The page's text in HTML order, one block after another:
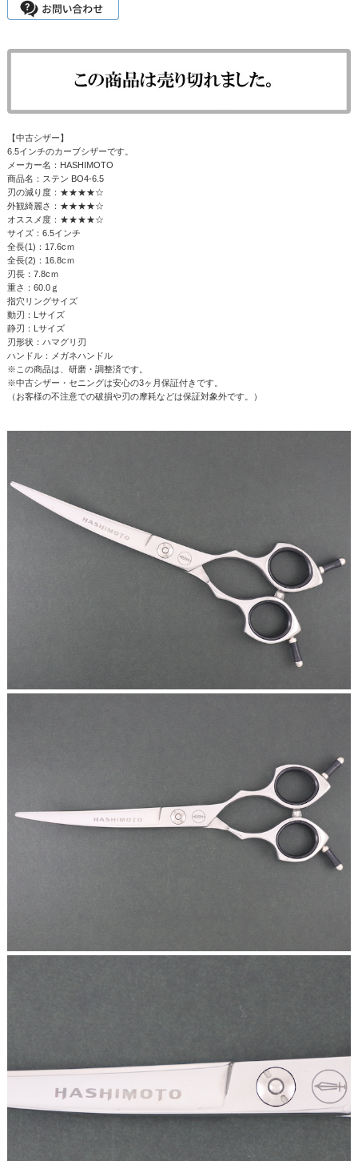
【中古シザー】
6.5インチのカーブシザーです。
メーカー名：HASHIMOTO
商品名：ステン BO4-6.5
刃の減り度：★★★★☆
外観綺麗さ：★★★★☆
オススメ度：★★★★☆
サイズ：6.5インチ
全長(1)：17.6cｍ
全長(2)：16.8cｍ
刃長：7.8cｍ
重さ：60.0ｇ
指穴リングサイズ
動刃：Lサイズ
静刃：Lサイズ
刃形状：ハマグリ刃
ハンドル：メガネハンドル
※この商品は、研磨・調整済です。
※中古シザー・セニングは安心の3ヶ月保証付きです。
（お客様の不注意での破損や刃の摩耗などは保証対象外です。）